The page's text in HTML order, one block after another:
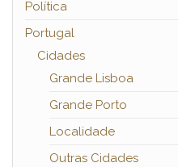
Política
Portugal
Cidades
Grande Lisboa
Grande Porto
Localidade
Outras Cidades